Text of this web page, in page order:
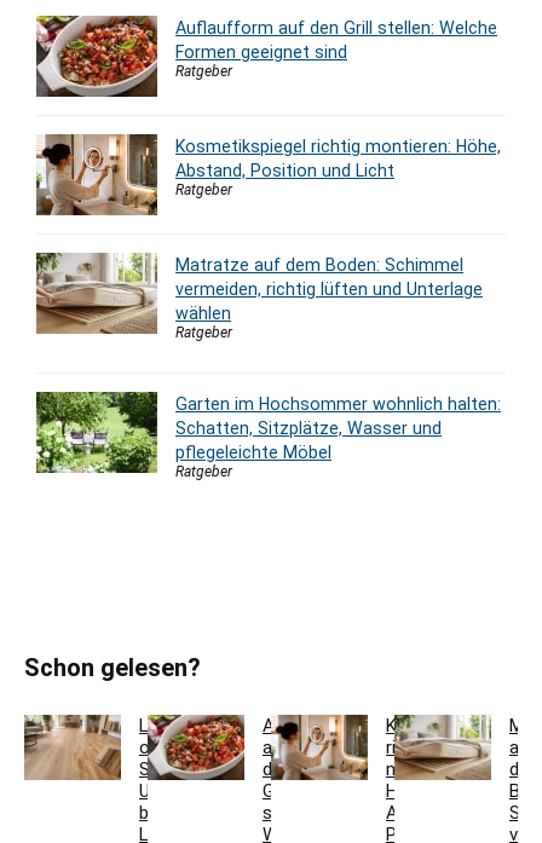
Auflaufform auf den Grill stellen: Welche
Formen geeignet sind
Ratgeber
Kosmetikspiegel richtig montieren: Höhe,
Abstand, Position und Licht
Ratgeber
Matratze auf dem Boden: Schimmel
vermeiden, richtig lüften und Unterlage
wählen
Ratgeber
Garten im Hochsommer wohnlich halten:
Schatten, Sitzplätze, Wasser und
pflegeleichte Möbel
Ratgeber
Schon gelesen?
Landhausdiele
oder
Schiffsboden:
Unterschiede
bei
Laminat
Auflaufform
auf
den
Grill
stellen:
Welche
Kosmetikspiegel
richtig
montieren:
Höhe,
Abstand,
Position
auf